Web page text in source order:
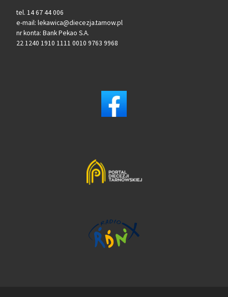
tel. 14 67 44 006
e-mail: lekawica@diecezja.tarnow.pl
nr konta: Bank Pekao S.A.
22 1240 1910 1111 0010 9763 9968